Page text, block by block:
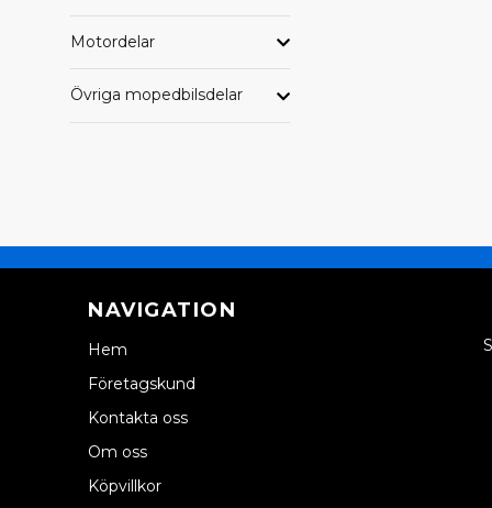
Motordelar
Övriga mopedbilsdelar
NAVIGATION
Hem
Företagskund
Kontakta oss
Om oss
Köpvillkor